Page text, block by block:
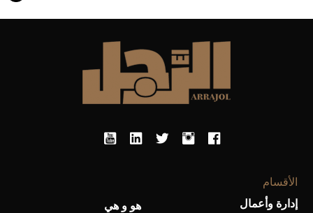
أفضل تدريج للشعر الطويل لإطلالة جريئة وعصرية
الأقسام
إدارة وأعمال
هو و هي